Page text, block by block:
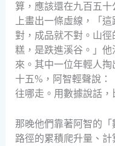
算，應該還在九百五
上畫出一條虛線，「
對，成品就不對。山
糕，是跌進溪谷。」
來。其中一位年輕人
十五%，阿智輕聲說
往哪走。用數據說話，
那晚他們靠著阿智的
路徑的累積爬升量、